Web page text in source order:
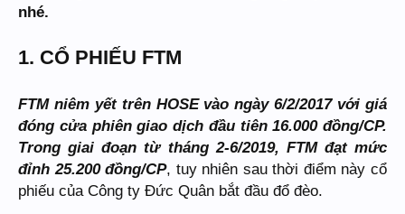
nhé.
1. CỔ PHIẾU FTM
FTM niêm yết trên HOSE vào ngày 6/2/2017 với giá
đóng cửa phiên giao dịch đầu tiên 16.000 đồng/CP.
Trong giai đoạn từ tháng 2-6/2019, FTM đạt mức
đỉnh 25.200 đồng/CP, tuy nhiên sau thời điểm này cổ
phiếu của Công ty Đức Quân bắt đầu đổ đèo.